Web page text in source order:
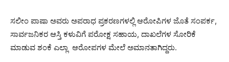
ಸಲೀಂ ಪಾಷಾ ಅವರು ಅಪರಾಧ ಪ್ರಕರಣಗಳಲ್ಲಿ ಆರೋಪಿಗಳ ಜೊತೆ ಸಂಪರ್ಕ,
ಸಾರ್ವಜನಿಕರ ಆಸ್ತಿ ಕಳುವಿಗೆ ಪರೋಕ್ಷ ಸಹಾಯ, ದಾಖಲೆಗಳ ಸೋರಿಕೆ
ಮಾಡುವ ಶಂಕೆ ಎಲ್ಲಾ ಆರೋಪಗಳ ಮೇಲೆ ಅಮಾನತಾಗಿದ್ದರು.